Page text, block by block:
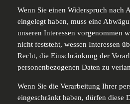
Wenn Sie einen Widerspruch nach
eingelegt haben, muss eine
unseren Interessen vorgenommen
nicht feststeht, wessen Interessen
Recht, die Einschränkung der
personenbezogenen Daten zu
Wenn Sie die Verarbeitung Ihrer
eingeschränkt haben, dürfen diese